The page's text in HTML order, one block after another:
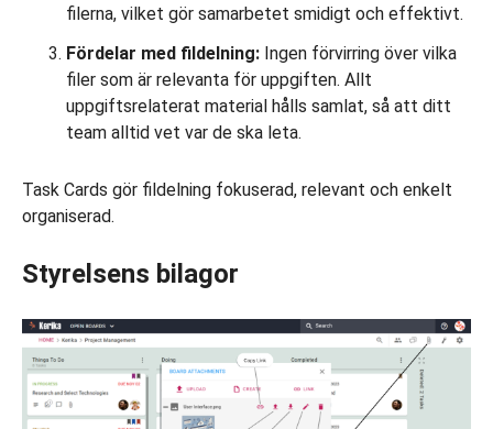
filerna, vilket gör samarbetet smidigt och effektivt.
Fördelar med fildelning: Ingen förvirring över vilka
filer som är relevanta för uppgiften. Allt
uppgiftsrelaterat material hålls samlat, så att ditt
team alltid vet var de ska leta.
Task Cards gör fildelning fokuserad, relevant och enkelt
organiserad.
Styrelsens bilagor